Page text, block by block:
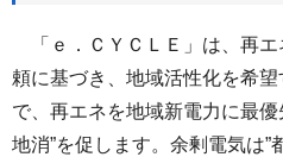
「ｅ．ＣＹＣＬＥ」は、再エ
頼に基づき、地域活性化を希
で、再エネを地域新電力に最
地消”を促します。余剰電気は”